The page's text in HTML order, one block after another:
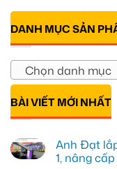
DANH MỤC SẢN
Chọn danh mục
BÀI VIẾT MỚI NHẤT
Anh Đạt
1, nâng